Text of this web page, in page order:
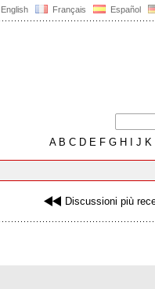
English Français Español
AB C D E F G H J K
Discussioni più